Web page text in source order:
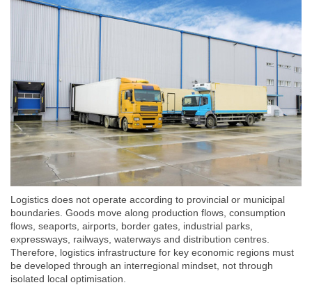
Logistics does not operate according to provincial or municipal
boundaries. Goods move along production flows, consumption
flows, seaports, airports, border gates, industrial parks,
expressways, railways, waterways and distribution centres.
Therefore, logistics infrastructure for key economic regions must
be developed through an interregional mindset, not through
isolated local optimisation.